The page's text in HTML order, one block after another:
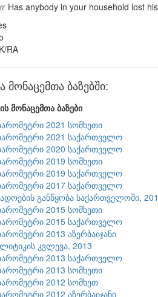
Has anybody in your household lost
RA
მონაცემთა ბაზებში:
მონაცემთა ბაზები
2021 სომხეთი
ბარომეტრი 2021 საქართველო
ბარომეტრი 2020 საქართველო
2019 სომხეთი
ბარომეტრი 2019 საქართველო
ბარომეტრი 2017 საქართველო
განწყობა საქართველოში,
2015 სომხეთი
ბარომეტრი 2015 საქართველო
2013 აზერბაიჯანი
კვლევა, 2013
ბარომეტრი 2013 საქართველო
2013 სომხეთი
2012 სომხეთ
2012 აზერბაიჯანი